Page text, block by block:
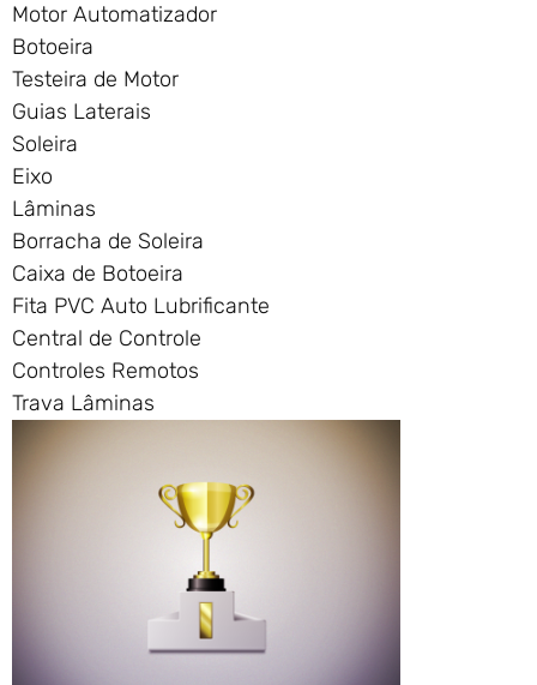
Motor Automatizador
Botoeira
Testeira de Motor
Guias Laterais
Soleira
Eixo
Lâminas
Borracha de Soleira
Caixa de Botoeira
Fita PVC Auto Lubrificante
Central de Controle
Controles Remotos
Trava Lâminas